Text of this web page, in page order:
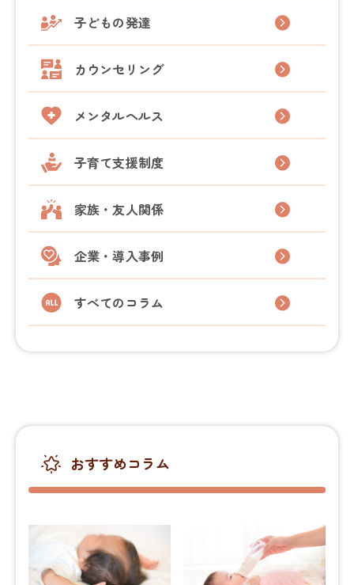
子どもの発達
カウンセリング
メンタルヘルス
子育て支援制度
家族・友人関係
企業・導入事例
すべてのコラム
おすすめコラム